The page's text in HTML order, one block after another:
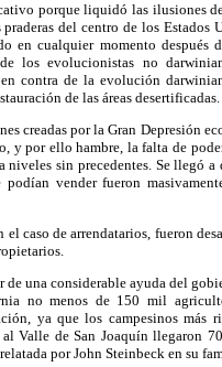
porque liquidó las ilusiones
del centro de los
en cualquier momento después
los evolucionistas no
contra de la evolución
de las áreas desertificadas.
creadas por la Gran Depresión
y por ello hambre, la falta de
sin precedentes. Se llegó
vender fueron
caso de arrendatarios, fueron
de una considerable ayuda del
no menos de 150 mil
ya que los campesinos más
Valle de San Joaquín llegaron
por John Steinbeck en su